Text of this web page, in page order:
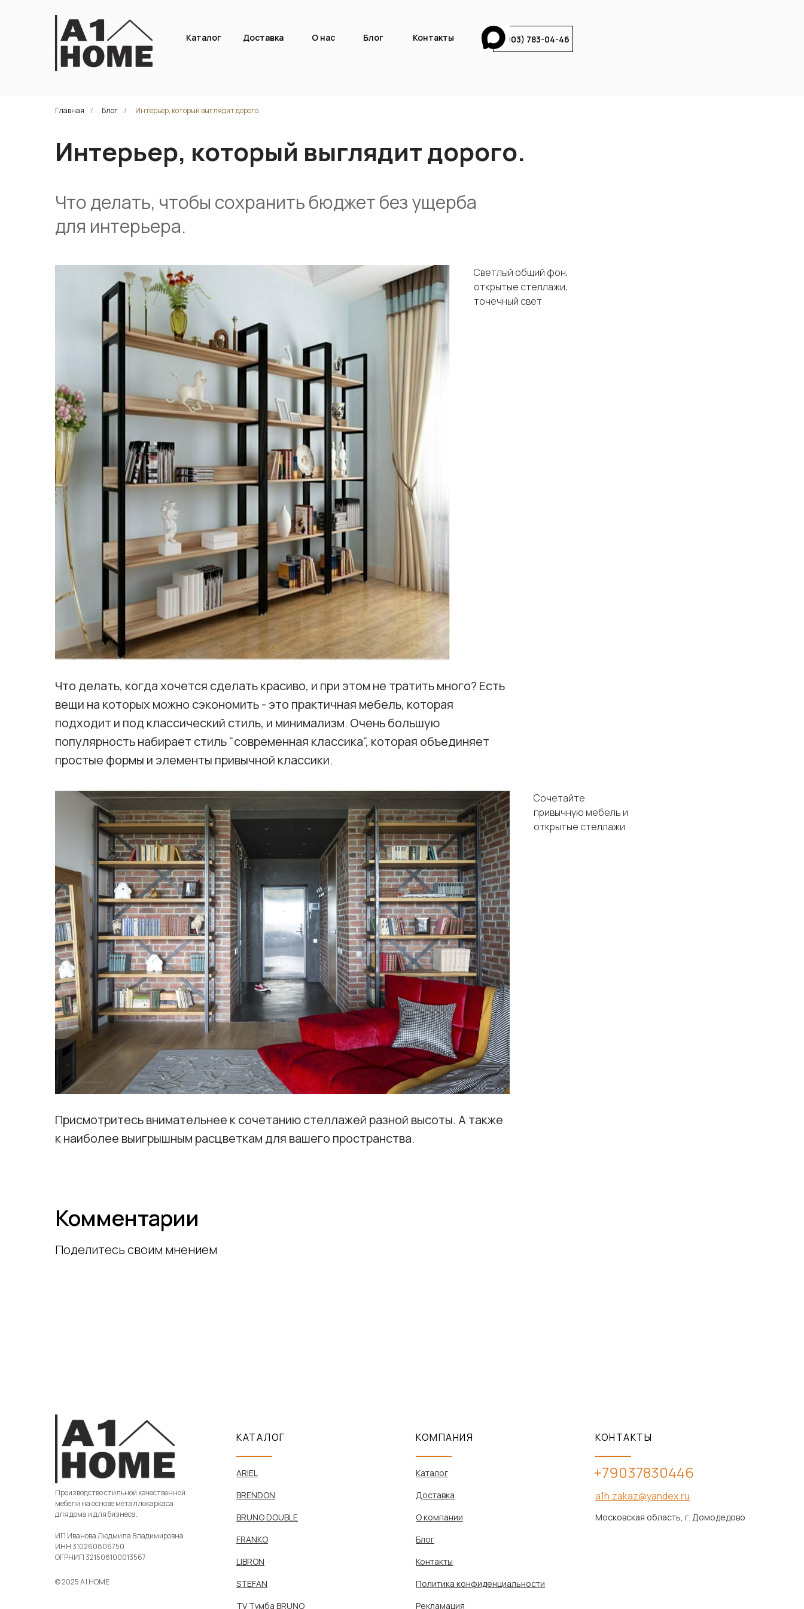
8(903) 783-04-46
Каталог Доставка О нас Блог Контакты
Главная / Блог / Интерьер, который выглядит дорого.
Интерьер, который выглядит дорого.
Что делать, чтобы сохранить бюджет без ущерба
для интерьера.
Светлый общий фон,
открытые стеллажи,
точечный свет
Что делать, когда хочется сделать красиво, и при этом не тратить много? Есть
вещи на которых можно сэкономить - это практичная мебель, которая
подходит и под классический стиль, и минимализм. Очень большую
популярность набирает стиль "современная классика", которая объединяет
простые формы и элементы привычной классики.
Сочетайте
привычную мебель и
открытые стеллажи
Присмотритесь внимательнее к сочетанию стеллажей разной высоты. А также
к наиболее выигрышным расцветкам для вашего пространства.
Комментарии
Поделитесь своим мнением
Производство стильной качественной
мебели на основе металлокаркаса
для дома и для бизнеса.
ИП Иванова Людмила Владимировна
ИНН 310260806750
ОГРНИП 321508100013567
© 2025 A1 HOME
КАТАЛОГ
ARIEL
BRENDON
BRUNO DOUBLE
FRANKO
LIBRON
STEFAN
TV Тумба BRUNO
КОМПАНИЯ
Каталог
Доставка
О компании
Блог
Политика конфиденциальности
КОНТАКТЫ
+79037830446
a1h.zakaz@yandex.ru
Московская область, г. Домодедово
Контакты
Рекламация